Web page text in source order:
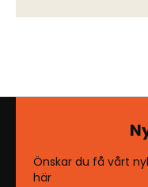
Önskar du få vårt
här